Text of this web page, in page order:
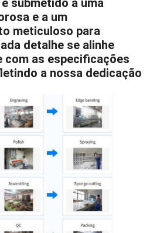
submetido a uma
e a um
meticuloso para
detalhe se alinhe
com as especificações
a nossa dedicação